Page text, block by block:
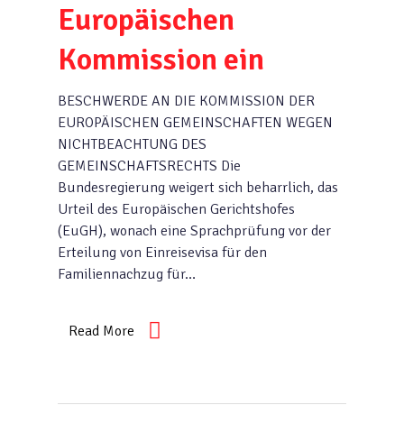
Europäischen
Kommission ein
BESCHWERDE AN DIE KOMMISSION DER
EUROPÄISCHEN GEMEINSCHAFTEN WEGEN
NICHTBEACHTUNG DES
GEMEINSCHAFTSRECHTS Die
Bundesregierung weigert sich beharrlich, das
Urteil des Europäischen Gerichtshofes
(EuGH), wonach eine Sprachprüfung vor der
Erteilung von Einreisevisa für den
Familiennachzug für…
Read More